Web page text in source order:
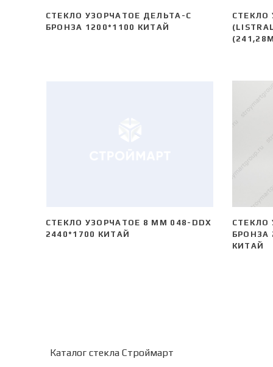
СТЕКЛО УЗОРЧАТОЕ ДЕЛЬТА-С
БРОНЗА 1200*1100 КИТАЙ
СТЕКЛО
СТЕКЛО УЗОРЧАТОЕ 8 MM 048-DDX
2440*1700 КИТАЙ
СТЕКЛО
БРОНЗА
КИТАЙ
Каталог стекла Строймарт